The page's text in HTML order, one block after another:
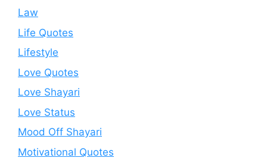
Law
Life Quotes
Lifestyle
Love Quotes
Love Shayari
Love Status
Mood Off Shayari
Motivational Quotes